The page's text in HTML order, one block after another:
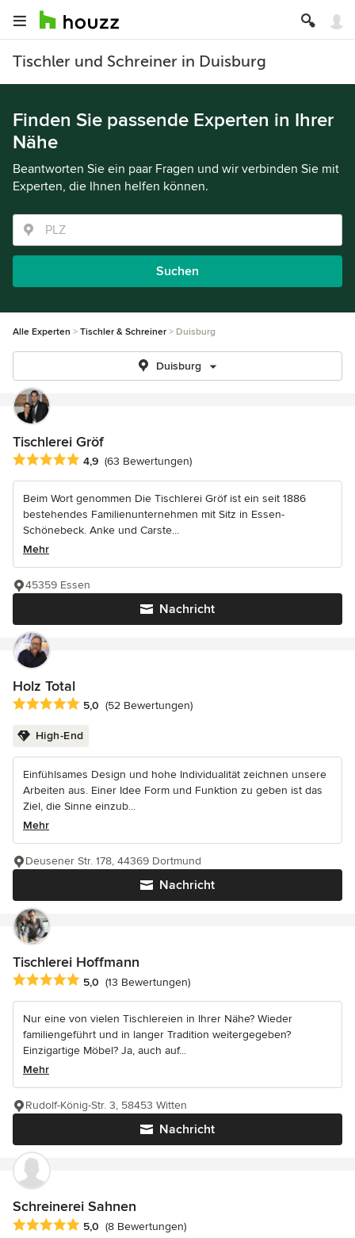
Tischler und Schreiner in Duisburg
Finden Sie passende Experten in Ihrer
Nähe
Beantworten Sie ein paar Fragen und wir verbinden Sie mit
Experten, die Ihnen helfen können.
Suchen
Alle Experten Tischler & Schreiner Duisburg
Duisburg
Tischlerei Gröf
Durchschnittliche Bewertung: 4.9 von 5 Sternen
4,9 (63 Bewertungen)
Beim Wort genommen Die Tischlerei Gröf ist ein seit 1886
bestehendes Familienunternehmen mit Sitz in Essen-
Schönebeck. Anke und Carste...
Mehr
Nachricht
45359 Essen
Holz Total
Durchschnittliche Bewertung: 5 von 5 Sternen
5,0 (52 Bewertungen)
High-End
Einfühlsames Design und hohe Individualität zeichnen unsere
Arbeiten aus. Einer Idee Form und Funktion zu geben ist das
Ziel, die Sinne einzub...
Mehr
Nachricht
Deusener Str. 178, 44369 Dortmund
Tischlerei Hoffmann
Durchschnittliche Bewertung: 5 von 5 Sternen
5,0 (13 Bewertungen)
Nur eine von vielen Tischlereien in Ihrer Nähe? Wieder
familiengeführt und in langer Tradition weitergegeben?
Einzigartige Möbel? Ja, auch auf...
Mehr
Nachricht
Rudolf-König-Str. 3, 58453 Witten
Schreinerei Sahnen
Durchschnittliche Bewertung: 5 von 5 Sternen
5,0 (8 Bewertungen)